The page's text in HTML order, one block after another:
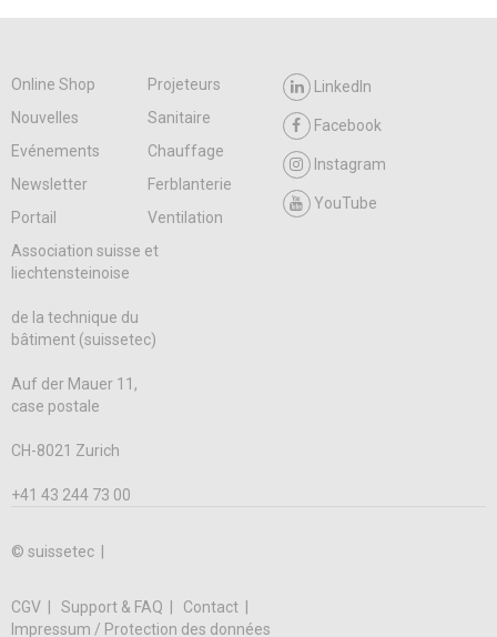
Online Shop
Projeteurs
Nouvelles
Sanitaire
Evénements
Chauffage
Newsletter
Ferblanterie
Portail
Ventilation
LinkedIn
Facebook
Instagram
YouTube
Association suisse et
liechtensteinoise
de la technique du
bâtiment (suissetec)
Auf der Mauer 11,
case postale
CH-8021 Zurich
+41 43 244 73 00
© suissetec |
CGV Support & FAQ
Contact
Impressum / Protection des données